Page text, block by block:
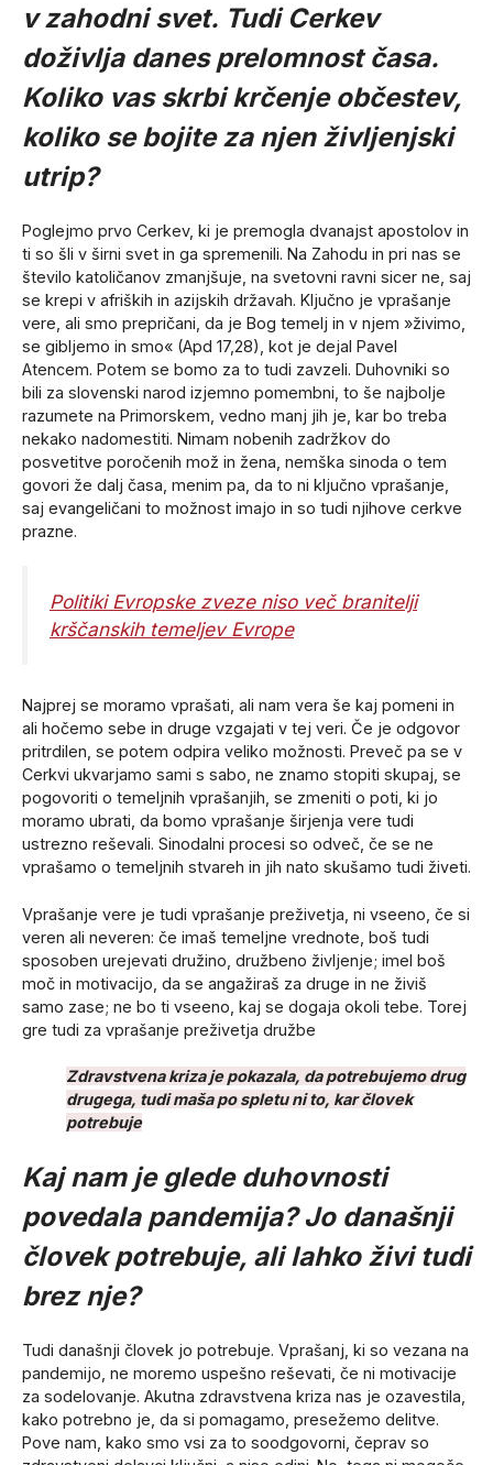
v zahodni svet. Tudi Cerkev
doživlja danes prelomnost časa.
Koliko vas skrbi krčenje občestev,
koliko se bojite za njen življenjski
utrip?
Poglejmo prvo Cerkev, ki je premogla dvanajst apostolov in
ti so šli v širni svet in ga spremenili. Na Zahodu in pri nas se
število katoličanov zmanjšuje, na svetovni ravni sicer ne, saj
se krepi v afriških in azijskih državah. Ključno je vprašanje
vere, ali smo prepričani, da je Bog temelj in v njem »živimo,
se gibljemo in smo« (Apd 17,28), kot je dejal Pavel
Atencem. Potem se bomo za to tudi zavzeli. Duhovniki so
bili za slovenski narod izjemno pomembni, to še najbolje
razumete na Primorskem, vedno manj jih je, kar bo treba
nekako nadomestiti. Nimam nobenih zadržkov do
posvetitve poročenih mož in žena, nemška sinoda o tem
govori že dalj časa, menim pa, da to ni ključno vprašanje,
saj evangeličani to možnost imajo in so tudi njihove cerkve
prazne.
Politiki Evropske zveze niso več branitelji
krščanskih temeljev Evrope
Najprej se moramo vprašati, ali nam vera še kaj pomeni in
ali hočemo sebe in druge vzgajati v tej veri. Če je odgovor
pritrdilen, se potem odpira veliko možnosti. Preveč pa se v
Cerkvi ukvarjamo sami s sabo, ne znamo stopiti skupaj, se
pogovoriti o temeljnih vprašanjih, se zmeniti o poti, ki jo
moramo ubrati, da bomo vprašanje širjenja vere tudi
ustrezno reševali. Sinodalni procesi so odveč, če se ne
vprašamo o temeljnih stvareh in jih nato skušamo tudi živeti.
Vprašanje vere je tudi vprašanje preživetja, ni vseeno, če si
veren ali neveren: če imaš temeljne vrednote, boš tudi
sposoben urejevati družino, družbeno življenje; imel boš
moč in motivacijo, da se angažiraš za druge in ne živiš
samo zase; ne bo ti vseeno, kaj se dogaja okoli tebe. Torej
gre tudi za vprašanje preživetja družbe
Zdravstvena kriza je pokazala, da potrebujemo drug
drugega, tudi maša po spletu ni to, kar človek
potrebuje
Kaj nam je glede duhovnosti
povedala pandemija? Jo današnji
človek potrebuje, ali lahko živi tudi
brez nje?
Tudi današnji človek jo potrebuje. Vprašanj, ki so vezana na
pandemijo, ne moremo uspešno reševati, če ni motivacije
za sodelovanje. Akutna zdravstvena kriza nas je ozavestila,
kako potrebno je, da si pomagamo, presežemo delitve.
Pove nam, kako smo vsi za to soodgovorni, čeprav so